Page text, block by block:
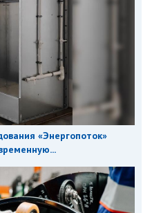
«Энергопоток»